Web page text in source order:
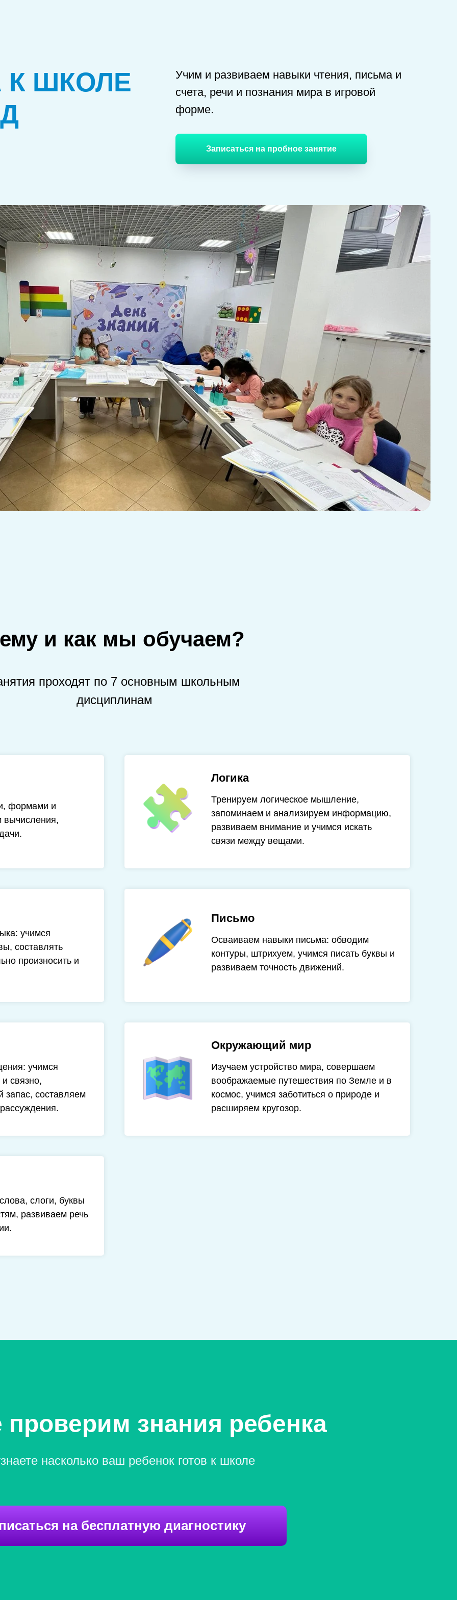
К ШКОЛЕ
Учим и развиваем навыки чтения, письма и
счета, речи и познания мира в игровой
форме.
Записаться на пробное занятие
и как мы обучаем?
проходят по 7 основным школьным
дисциплинам
формами и
Логика
Тренируем логическое мышление,
запоминаем и анализируем информацию,
развиваем внимание и учимся искать
связи между вещами.
учимся
составлять
произносить и
Письмо
Осваиваем навыки письма: обводим
контуры, штрихуем, учимся писать буквы и
развиваем точность движений.
учимся
связно,
составляем
Окружающий мир
Изучаем устройство мира, совершаем
воображаемые путешествия по Земле и в
космос, учимся заботиться о природе и
расширяем кругозор.
слоги, буквы
развиваем речь
проверим знания ребенка
насколько ваш ребенок готов к школе
на бесплатную диагностику